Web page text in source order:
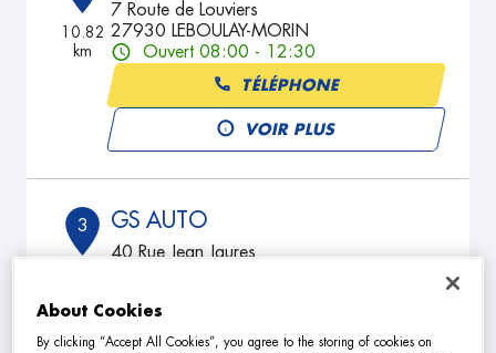
10.82
km
7 Route de Louviers
27930 LEBOULAY-MORIN
Ouvert 08:00 - 12:30
TÉLÉPHONE
VOIR PLUS
3 GS AUTO
40 Rue Jean Jaures
About Cookies
By clicking “Accept All Cookies”, you agree to the storing of cookies on